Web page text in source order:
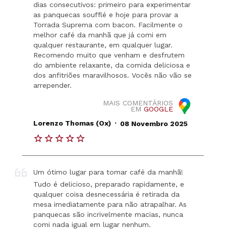
dias consecutivos: primeiro para experimentar
as panquecas soufflé e hoje para provar a
Torrada Suprema com bacon. Facilmente o
melhor café da manhã que já comi em
qualquer restaurante, em qualquer lugar.
Recomendo muito que venham e desfrutem
do ambiente relaxante, da comida deliciosa e
dos anfitriões maravilhosos. Vocês não vão se
arrepender.
MAIS COMENTÁRIOS
EM GOOGLE
Lorenzo Thomas (Ox) . 08 Novembro 2025
Um ótimo lugar para tomar café da manhã!
Tudo é delicioso, preparado rapidamente, e
qualquer coisa desnecessária é retirada da
mesa imediatamente para não atrapalhar. As
panquecas são incrivelmente macias, nunca
comi nada igual em lugar nenhum.